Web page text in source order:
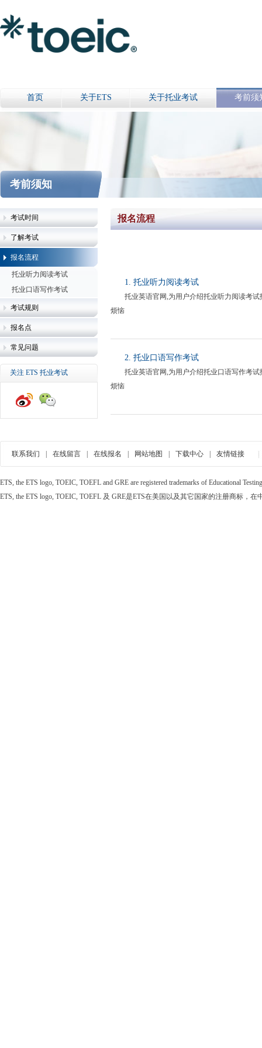
首页 关于ETS 关于托业考试 考前须
考前须知
考试时间
了解考试
报名流程
托业听力阅读考试
托业口语写作考试
考试规则
报名点
常见问题
关注 ETS 托业考试
报名流程
1. 托业听力阅读考试
托业英语官网,为用户介绍托业听力阅读考
烦恼
2. 托业口语写作考试
托业英语官网,为用户介绍托业口语写作考
烦恼
联系我们 在线留言 在线报名 网站地图 下载中心 友情链接
ETS, the ETS logo, TOEIC, TOEFL and GRE are registered trademarks of Educational
ETS, the ETS logo, TOEIC, TOEFL 及 GRE是ETS在美国以及其它国家的注册商标，